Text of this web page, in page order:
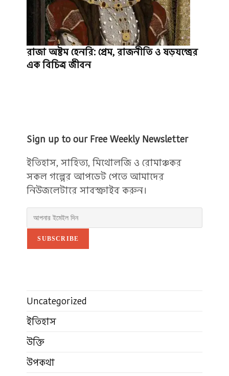
রাজা অষ্টম হেনরি: প্রেম, রাজনীতি ও ষড়যন্ত্রের
এক বিচিত্র জীবন
Sign up to our Free Weekly Newsletter
ইতিহাস, সাহিত্য, মিথোলজি ও রোমাঞ্চকর
সকল গল্পের আপডেট পেতে আমাদের
নিউজলেটারে সাবস্ক্রাইব করুন।
SUBSCRIBE
Uncategorized
ইতিহাস
উক্তি
উপকথা